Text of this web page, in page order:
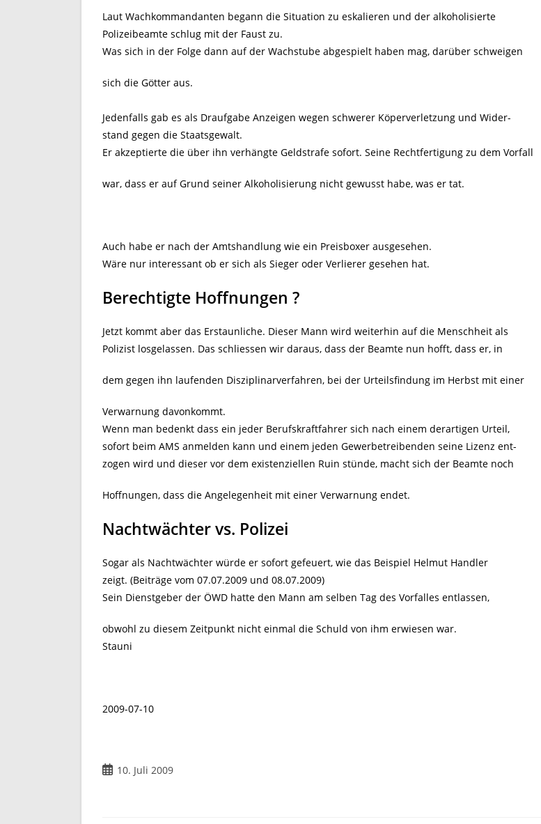
Laut Wachkommandanten begann die Situation zu eskalieren und der alkoholisierte
Polizeibeamte schlug mit der Faust zu.
Was sich in der Folge dann auf der Wachstube abgespielt haben mag, darüber schweigen
sich die Götter aus.
Jedenfalls gab es als Draufgabe Anzeigen wegen schwerer Köperverletzung und Wider-
stand gegen die Staatsgewalt.
Er akzeptierte die über ihn verhängte Geldstrafe sofort. Seine Rechtfertigung zu dem Vorfall
war, dass er auf Grund seiner Alkoholisierung nicht gewusst habe, was er tat.
Auch habe er nach der Amtshandlung wie ein Preisboxer ausgesehen.
Wäre nur interessant ob er sich als Sieger oder Verlierer gesehen hat.
Berechtigte Hoffnungen ?
Jetzt kommt aber das Erstaunliche. Dieser Mann wird weiterhin auf die Menschheit als
Polizist losgelassen. Das schliessen wir daraus, dass der Beamte nun hofft, dass er, in
dem gegen ihn laufenden Disziplinarverfahren, bei der Urteilsfindung im Herbst mit einer
Verwarnung davonkommt.
Wenn man bedenkt dass ein jeder Berufskraftfahrer sich nach einem derartigen Urteil,
sofort beim AMS anmelden kann und einem jeden Gewerbetreibenden seine Lizenz ent-
zogen wird und dieser vor dem existenziellen Ruin stünde, macht sich der Beamte noch
Hoffnungen, dass die Angelegenheit mit einer Verwarnung endet.
Nachtwächter vs. Polizei
Sogar als Nachtwächter würde er sofort gefeuert, wie das Beispiel Helmut Handler
zeigt. (Beiträge vom 07.07.2009 und 08.07.2009)
Sein Dienstgeber der ÖWD hatte den Mann am selben Tag des Vorfalles entlassen,
obwohl zu diesem Zeitpunkt nicht einmal die Schuld von ihm erwiesen war.
Stauni
2009-07-10
Beitrag10. Juli 2009